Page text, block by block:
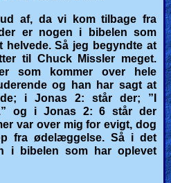
af, da vi kom tilbage fra
er nogen i bibelen som
helvede.Så jeg begyndte at
til Chuck Missler meget.
som kommer over hele
og han har sagt at
i Jonas 2: står der; ”I
og i Jonas 2: 6 står der
var over mig for evigt, dog
fra ødelæggelse. Så i det
i bibelen som har oplevet